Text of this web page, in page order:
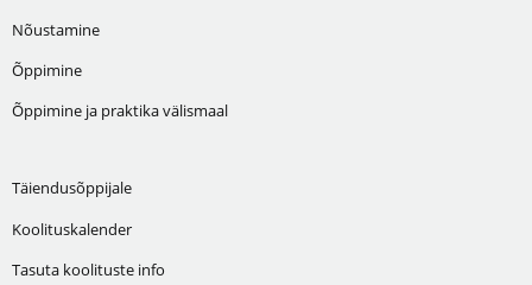
Nõustamine
Õppimine
Õppimine ja praktika välismaal
Täiendusõppijale
Koolituskalender
Tasuta koolituste info